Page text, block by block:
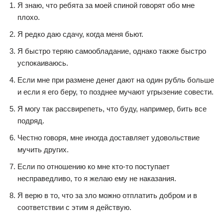
Я знаю, что ребята за моей спиной говорят обо мне
плохо.
Я редко даю сдачу, когда меня бьют.
Я быстро теряю самообладание, однако также быстро
успокаиваюсь.
Если мне при размене денег дают на один рубль больше
и если я его беру, то позднее мучают угрызение совести.
Я могу так рассвирепеть, что буду, например, бить все
подряд.
Честно говоря, мне иногда доставляет удовольствие
мучить других.
Если по отношению ко мне кто-то поступает
несправедливо, то я желаю ему не наказания.
Я верю в то, что за зло можно отплатить добром и в
соответствии с этим я действую.